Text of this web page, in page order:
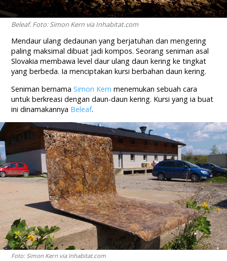
Beleaf. Foto: Simon Kern via Inhabitat.com
Mendaur ulang dedaunan yang berjatuhan dan mengering
paling maksimal dibuat jadi kompos. Seorang seniman asal
Slovakia membawa level daur ulang daun kering ke tingkat
yang berbeda. Ia menciptakan kursi berbahan daun kering.
Seniman bernamaSimon Kern menemukan sebuah cara
untuk berkreasi dengan daun-daun kering. Kursi yang ia buat
ini dinamakannya Beleaf.
Foto: Simon Kern via Inhabitat.com